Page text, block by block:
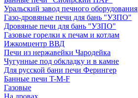
Уральский завод печного оборудования
Газо-дровяные печи для бань "УЗПО"
Дровяные печи для бань "УЗПО"
Газовые горелки к печам и котлам
Ижкомцентр ВВД
Печи из нержавейки Чародейка
Чугунные под обкладку и в камне
Для русской бани печи Ферингер
Банные печи T-M-F
Газовые
На дровах